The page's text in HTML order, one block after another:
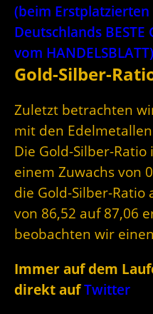
(beim Erstplatzierten
Deutschlands
vom HANDELSBLATT)
Gold-Silber-
Zuletzt betrachten
mit den
Die Gold-Silber-
einem Zuwachs von
die Gold-Silber-Ratio
von 86,52 auf 87,06
beobachten wir
Immer auf dem
direkt aufTwitter